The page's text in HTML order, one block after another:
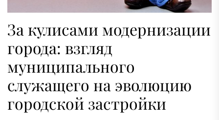
За кулисами модернизации
города: взгляд
муниципального
служащего на эволюцию
городской застройки